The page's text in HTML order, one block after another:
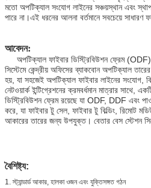
মতো অপটিক্যাল সংযোগ লাইনের সঞ্চয়স্থান এবং
পারে না।এই ধরনের আলনা বর্তমানে সবচেয়ে সাধারণ
আবেদন:
অপটিক্যাল ফাইবার ডিস্ট্রিবিউশন ফ্রেম
সিস্টেমে কেন্দ্রীয় অফিসের ব্যাকবোন অপটিক্যাল
হয়, যা সহজেই অপটিক্যাল ফাইবার লাইনের সংযোগ,
নেটওয়ার্ক ইন্টিগ্রেশনের ক্রমবর্ধমান মাত্রার সাথে,
ডিস্ট্রিবিউশন ফ্রেম রয়েছে যা ODF, DDF এবং
করে, যা ফাইবার টু সেল, ফাইবার টু বিল্ডিং, রিমোট
আকারের তারের জন্য উপযুক্ত। বেতার বেস স্টেশন
বৈশিষ্ট্য:
1. স্ট্যান্ডার্ড আকার, হালকা ওজন এবং যুক্তিসঙ্গত গঠন